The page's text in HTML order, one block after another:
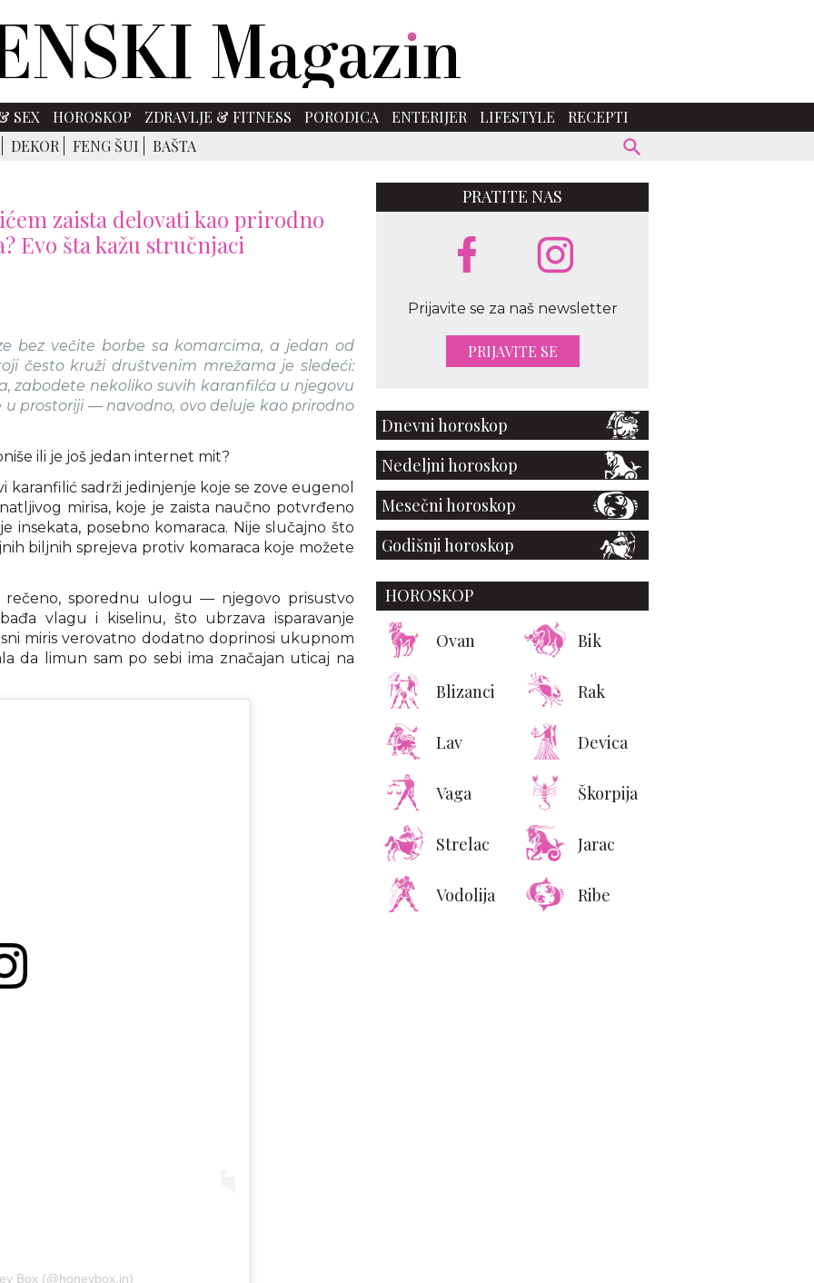
SEX HOROSKOP ZDRAVLJE & FITNESS PORODICA ENTERIJER LIFESTYLE
RECEPTI
DEKOR FENG ŠUI BAŠTA
zaista delovati kao prirodno
Evo šta kažu stručnjaci
bez večite borbe sa komarcima, a jedan od
često kruži društvenim mrežama je sledeći:
zabodete nekoliko suvih karanfilća u njegovu
prostoriji — navodno, ovo deluje kao prirodno
ili je još jedan internet mit?
karanfilić sadrži jedinjenje koje se zove eugenol
mirisa, koje je zaista naučno potvrđeno
insekata, posebno komaraca. Nije slučajno što
biljnih sprejeva protiv komaraca koje možete
sporednu ulogu — njegovo prisustvo
vlagu i kiselinu, što ubrzava isparavanje
miris verovatno dodatno doprinosi ukupnom
da limun sam po sebi ima značajan uticaj na
Box (@honeybox.in)
PRATITE NAS
Prijavite se za naš newsletter
PRIJAVITE SE
Dnevni horoskop
Nedeljni horoskop
Mesečni horoskop
Godišnji horoskop
HOROSKOP
Ovan Bik
Blizanci Rak
Lav Devica
Vaga Škorpija
Strelac Jarac
Vodolija Ribe